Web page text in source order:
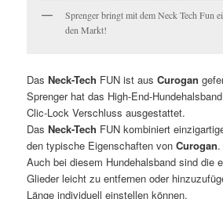
Sprenger bringt mit dem Neck Tech Fun
den Markt!
DasNeck-Tech FUN ist ausCurogan
Sprenger hat das High-End-
Clic-Lock Verschluss ausgestattet.
DasNeck-Tech FUN kombiniert
den typische Eigenschaften vonCurogan.
Auch bei diesem Hundehalsband sind die
Glieder leicht zu entfernen oder
Länge individuell einstellen können.